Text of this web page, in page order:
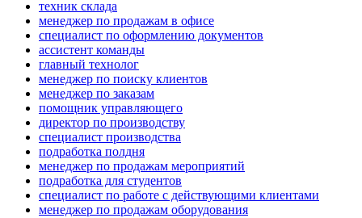
техник склада
менеджер по продажам в офисе
специалист по оформлению документов
ассистент команды
главный технолог
менеджер по поиску клиентов
менеджер по заказам
помощник управляющего
директор по производству
специалист производства
подработка полдня
менеджер по продажам мероприятий
подработка для студентов
специалист по работе с действующими клиентами
менеджер по продажам оборудования